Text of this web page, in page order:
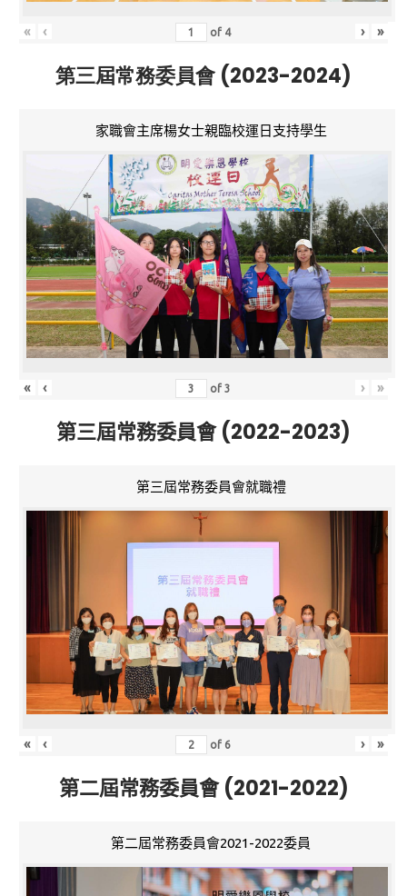
« ‹ of 4 › »
第三屆常務委員會 (2023-2024)
家職會主席楊女士親臨校運日支持學生
« ‹ of3 › »
第三屆常務委員會 (2022-2023)
第三屆常務委員會就職禮
« ‹ of 6 › »
第二屆常務委員會 (2021-2022)
第二屆常務委員會2021-2022委員